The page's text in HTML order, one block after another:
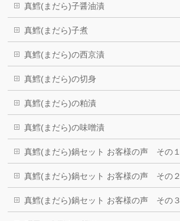
真鱈(まだら)子醤油漬
真鱈(まだら)子煮
真鱈(まだら)の西京漬
真鱈(まだら)の切身
真鱈(まだら)の粕漬
真鱈(まだら)の味噌漬
真鱈(まだら)鍋セット お客様の声 その１
真鱈(まだら)鍋セット お客様の声 その２
真鱈(まだら)鍋セット お客様の声 その３